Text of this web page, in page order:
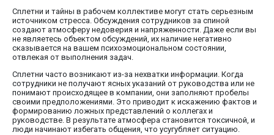
Сплетни и тайны в рабочем коллективе могут стать серьезным
источником стресса. Обсуждения сотрудников за спиной
создают атмосферу недоверия и напряженности. Даже если вы
не являетесь объектом обсуждений, их наличие негативно
сказывается на вашем психоэмоциональном состоянии,
отвлекая от выполнения задач.
Сплетни часто возникают из-за нехватки информации. Когда
сотрудники не получают ясных указаний от руководства или не
понимают происходящее в компании, они заполняют пробелы
своими предположениями. Это приводит к искажению фактов и
формированию ложных представлений о коллегах и
руководстве. В результате атмосфера становится токсичной, и
люди начинают избегать общения, что усугубляет ситуацию.